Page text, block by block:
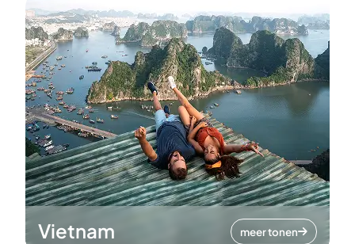
Vietnam meer tonen